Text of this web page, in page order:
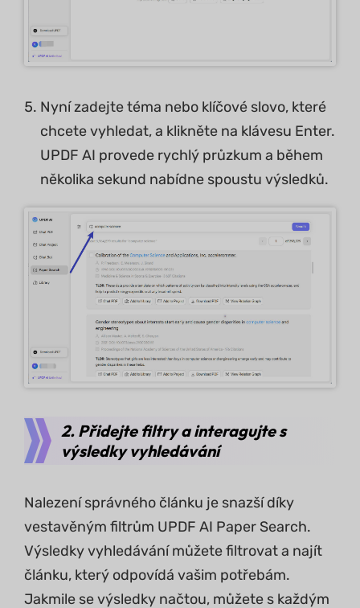
Nyní zadejte téma nebo klíčové slovo, které
chcete vyhledat, a klikněte na klávesu Enter.
UPDF AI provede rychlý průzkum a během
několika sekund nabídne spoustu výsledků.
2. Přidejte filtry a interagujte s
výsledky vyhledávání
Nalezení správného článku je snazší díky
vestavěným filtrům UPDF AI Paper Search.
Výsledky vyhledávání můžete filtrovat a najít
článku, který odpovídá vašim potřebám.
Jakmile se výsledky načtou, můžete s každým